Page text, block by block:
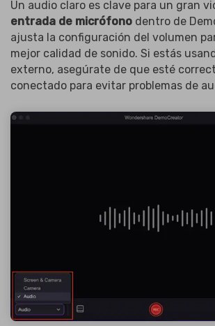
Un audio claro es clave para un gran
entrada de micrófono dentro de
ajusta la configuración del volumen
mejor calidad de sonido. Si estás
externo, asegúrate de que esté
conectado para evitar problemas de